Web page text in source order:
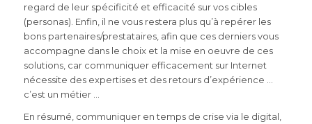
regard de leur spécificité et efficacité sur vos cibles
(personas). Enfin, il ne vous restera plus qu’à repérer les
bons partenaires/prestataires, afin que ces derniers vous
accompagne dans le choix et la mise en oeuvre de ces
solutions, car communiquer efficacement sur Internet
nécessite des expertises et des retours d’expérience …
c’est un métier …
En résumé, communiquer en temps de crise via le digital,